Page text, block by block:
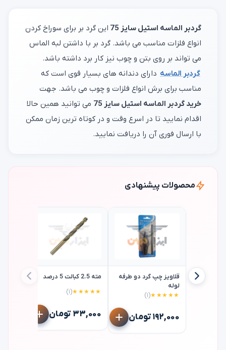
گردبر الماسه استیل سایز 75
این گرد بر برای سوراخ کردن
انواع فلزات مناسب می باشد. گرد بر با داشتن لبه الماس
می تواند بر روی بتن و چوب نیز کار برد داشته باشد.
گردبر الماسه دارای دندانه های بسیار قوی است که
مناسب برای برش انواع فلزات و چوب می باشد. جهت
خرید گردبر الماسه استیل سایز 75
می توانید همین حالا
اقدام نمایید تا در اسرع وقت و در کوتاه ترین زمان ممکن
با ارسال فوری آن را دریافت نمایید.
محصولات پیشنهادی
قلاویز چپ گرد دو طرفه
لوله
★★★★★(۱)
۱۹۲,۰۰۰ تومان
مته 2.5 کبالت 5 درصد
★★★★★(۱)
۳۳,۰۰۰ تومان